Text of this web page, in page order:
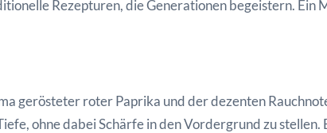
Rezepturen, die Generationen begeistern. Ein
gerösteter roter Paprika und der dezenten
ohne dabei Schärfe in den Vordergrund zu